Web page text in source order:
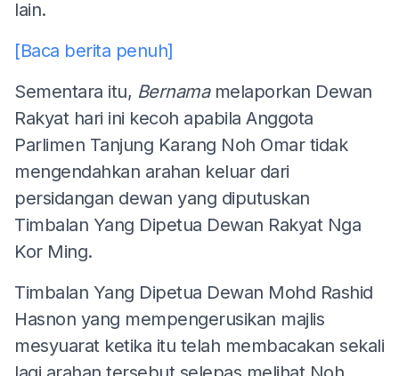
lain.
[Baca berita penuh]
Sementara itu, Bernamamelaporkan Dewan
Rakyat hari ini kecoh apabila Anggota
Parlimen Tanjung Karang Noh Omar tidak
mengendahkan arahan keluar dari
persidangan dewan yang diputuskan
Timbalan Yang Dipetua Dewan Rakyat Nga
Kor Ming.
Timbalan Yang Dipetua Dewan Mohd Rashid
Hasnon yang mempengerusikan majlis
mesyuarat ketika itu telah membacakan sekali